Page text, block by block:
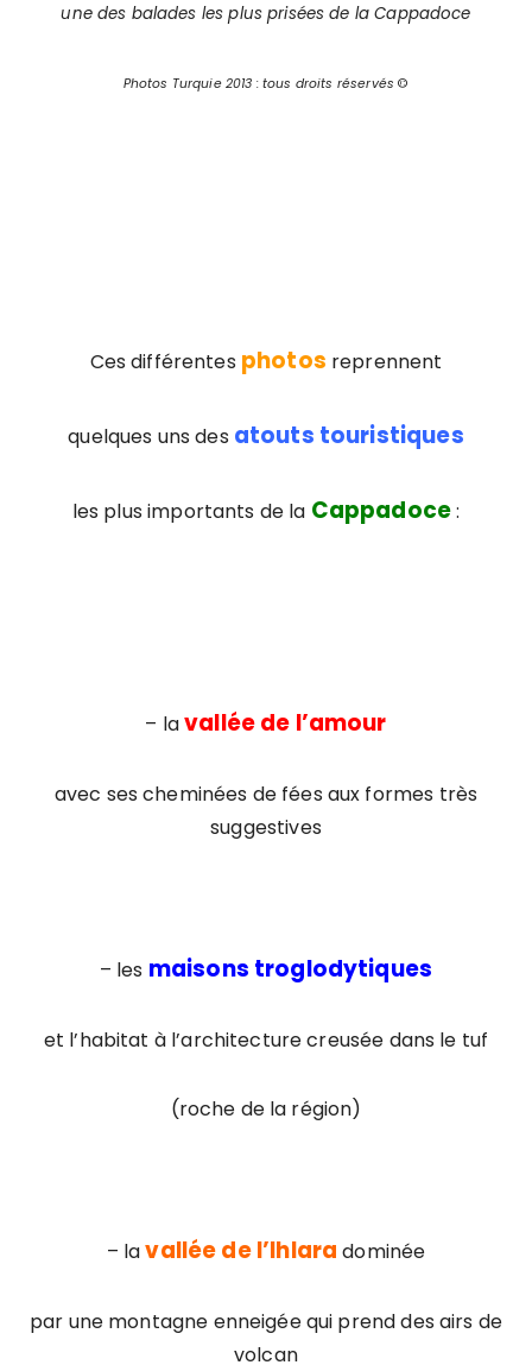
une des balades les plus prisées de la Cappadoce
Photos Turquie 2013 : tous droits réservés ©
Ces différentes photos reprennent
quelques uns des atouts touristiques
les plus importants de la Cappadoce:
– lavallée de l’amour
avec ses cheminées de fées aux formes très
suggestives
– les maisons troglodytiques
et l’habitat à l’architecture creusée dans le tuf
(roche de la région)
– lavallée de l’Ihlara dominée
par une montagne enneigée qui prend des airs de
volcan